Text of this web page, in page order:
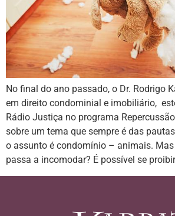
No final do ano passado, o Dr. Rodrigo
em direito condominial e imobiliário,
Rádio Justiça no programa
sobre um tema que sempre é das
o assunto é condomínio – animais.
passa a incomodar? É possível se